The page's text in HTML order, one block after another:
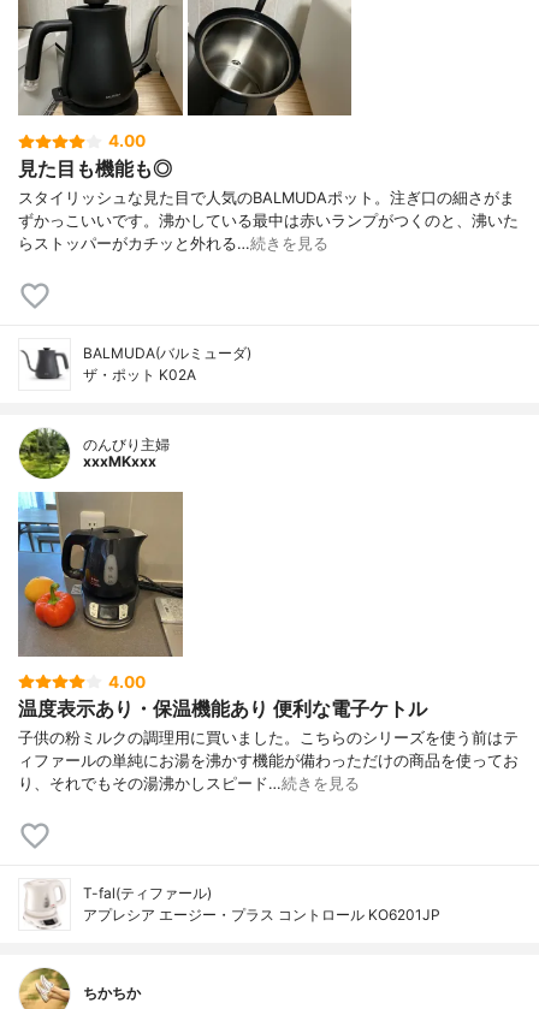
4.00
見た目も機能も◎
スタイリッシュな見た目で人気のBALMUDAポット。注ぎ口の細さがま
ずかっこいいです。沸かしている最中は赤いランプがつくのと、沸いた
らストッパーがカチッと外れる…続きを見る
BALMUDA(バルミューダ)
ザ・ポット K02A
のんびり主婦
xxxMKxxx
4.00
温度表示あり・保温機能あり 便利な電子ケトル
子供の粉ミルクの調理用に買いました。こちらのシリーズを使う前はテ
ィファールの単純にお湯を沸かす機能が備わっただけの商品を使ってお
り、それでもその湯沸かしスピード…続きを見る
T-fal(ティファール)
アプレシア エージー・プラス コントロール KO6201JP
ちかちか